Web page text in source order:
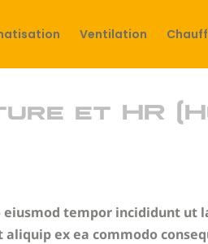
Ventilation
et HR
tempor incididunt ut
ex ea commodo